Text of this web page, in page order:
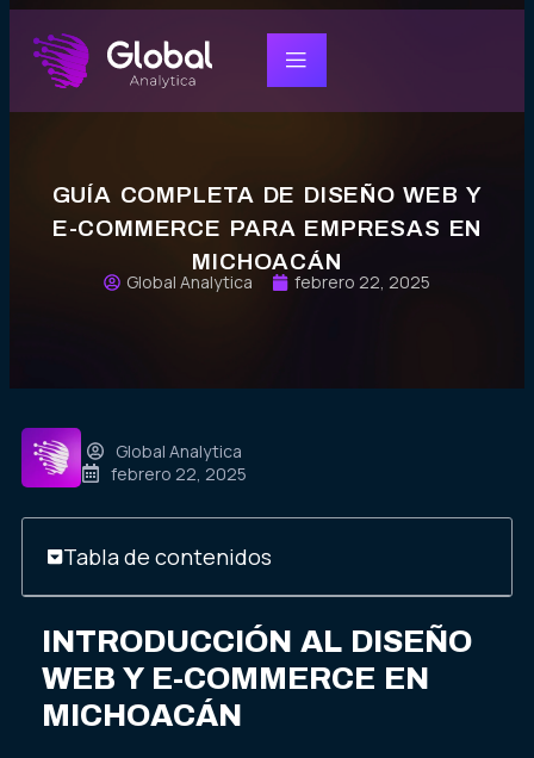
GUÍA COMPLETA DE DISEÑO WEB Y
E-COMMERCE PARA EMPRESAS EN
MICHOACÁN
Global Analytica febrero 22, 2025
Global Analytica
febrero 22, 2025
Tabla de contenidos
INTRODUCCIÓN AL DISEÑO
WEB Y E-COMMERCE EN
MICHOACÁN